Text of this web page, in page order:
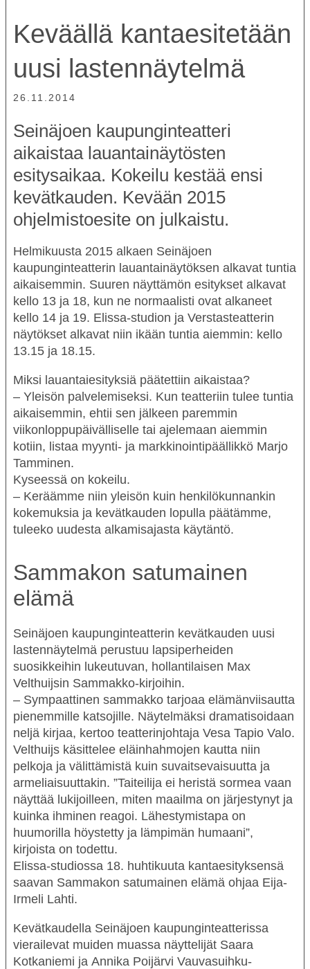
Keväällä kantaesitetään
uusi lastennäytelmä
26.11.2014
Seinäjoen kaupunginteatteri
aikaistaa lauantainäytösten
esitysaikaa. Kokeilu kestää ensi
kevätkauden. Kevään 2015
ohjelmistoesite on julkaistu.
Helmikuusta 2015 alkaen Seinäjoen
kaupunginteatterin lauantainäytöksen alkavat tuntia
aikaisemmin. Suuren näyttämön esitykset alkavat
kello 13 ja 18, kun ne normaalisti ovat alkaneet
kello 14 ja 19. Elissa-studion ja Verstasteatterin
näytökset alkavat niin ikään tuntia aiemmin: kello
13.15 ja 18.15.
Miksi lauantaiesityksiä päätettiin aikaistaa?
– Yleisön palvelemiseksi. Kun teatteriin tulee tuntia
aikaisemmin, ehtii sen jälkeen paremmin
viikonloppupäivälliselle tai ajelemaan aiemmin
kotiin, listaa myynti- ja markkinointipäällikkö Marjo
Tamminen.
Kyseessä on kokeilu.
– Keräämme niin yleisön kuin henkilökunnankin
kokemuksia ja kevätkauden lopulla päätämme,
tuleeko uudesta alkamisajasta käytäntö.
Sammakon satumainen
elämä
Seinäjoen kaupunginteatterin kevätkauden uusi
lastennäytelmä perustuu lapsiperheiden
suosikkeihin lukeutuvan, hollantilaisen Max
Velthuijsin Sammakko-kirjoihin.
– Sympaattinen sammakko tarjoaa elämänviisautta
pienemmille katsojille. Näytelmäksi dramatisoidaan
neljä kirjaa, kertoo teatterinjohtaja Vesa Tapio Valo.
Velthuijs käsittelee eläinhahmojen kautta niin
pelkoja ja välittämistä kuin suvaitsevaisuutta ja
armeliaisuuttakin. ”Taiteilija ei heristä sormea vaan
näyttää lukijoilleen, miten maailma on järjestynyt ja
kuinka ihminen reagoi. Lähestymistapa on
huumorilla höystetty ja lämpimän humaani”,
kirjoista on todettu.
Elissa-studiossa 18. huhtikuuta kantaesityksensä
saavan Sammakon satumainen elämä ohjaa Eija-
Irmeli Lahti.
Kevätkaudella Seinäjoen kaupunginteatterissa
vierailevat muiden muassa näyttelijät Saara
Kotkaniemi ja Annika Poijärvi Vauvasuihku-